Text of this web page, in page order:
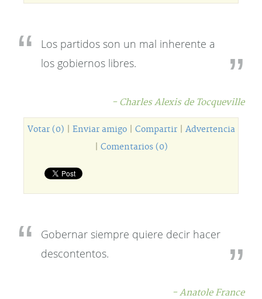
Los partidos son un mal inherente a
los gobiernos libres.
- Charles Alexis de Tocqueville
Votar (0) Enviar amigo| Compartir| Advertencia
Comentarios (0)
Gobernar siempre quiere decir hacer
descontentos.
- Anatole France